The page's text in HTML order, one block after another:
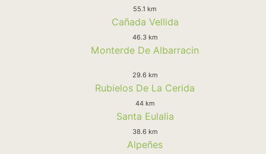
55.1 km
Cañada Vellida
46.3 km
Monterde De Albarracin
29.6 km
Rubielos De La Cerida
44 km
Santa Eulalia
38.6 km
Alpeñes